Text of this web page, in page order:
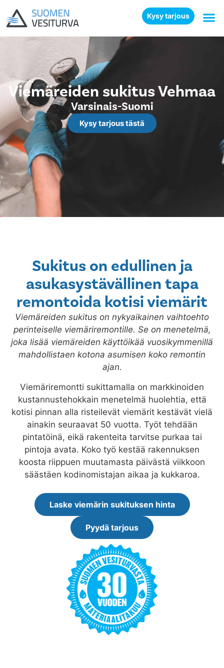
Kysy tarjous
Viemäreiden sukitus Vehmaa
Varsinais-Suomi
Kysy tarjous tästä
Sukitus on edullinen ja
asukasystävällinen tapa
remontoida kotisi viemärit
Viemäreiden sukitus on nykyaikainen vaihtoehto
perinteiselle viemäriremontille. Se on menetelmä,
joka lisää viemäreiden käyttöikää vuosikymmenillä
mahdollistaen kotona asumisen koko remontin
ajan.
Viemäriremontti sukittamalla on markkinoiden
kustannustehokkain menetelmä huolehtia, että
kotisi pinnan alla risteilevät viemärit kestävät vielä
ainakin seuraavat 50 vuotta. Työt tehdään
pintatöinä, eikä rakenteita tarvitse purkaa tai
pintoja avata. Koko työ kestää rakennuksen
koosta riippuen muutamasta päivästä viikkoon
säästäen kodinomistajan aikaa ja kukkaroa.
Laske viemärin sukituksen hinta
Pyydä tarjous